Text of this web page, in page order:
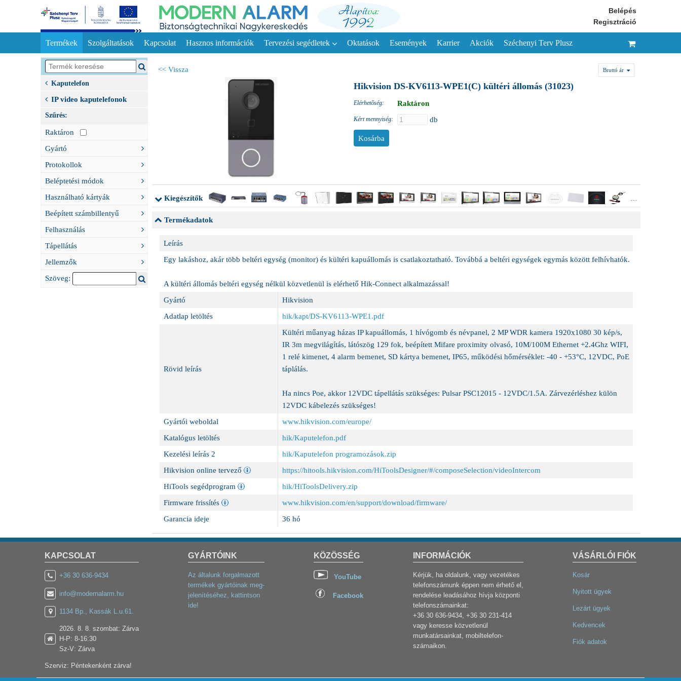
Belépés
Regisztráció
Termékek Szolgáltatások Kapcsolat Hasznos információk Tervezési segédletek Oktatások Események Karrier Akciók Széchenyi Terv Plusz
Kaputelefon
IP video kaputelefonok
Szűrés:
Raktáron
Gyártó
Protokollok
Beléptetési módok
Használható kártyák
Beépített számbillentyű
Felhasználás
Tápellátás
Jellemzők
Szöveg:
<< Vissza Bruttó ár
Hikvision DS-KV6113-WPE1(C) kültéri állomás (31023)
Elérhetőség: Raktáron
Kért mennyiség: db
Kiegészítők
Termékadatok
Leírás
Egy lakáshoz, akár több beltéri egység (monitor) és kültéri kapuállomás is csatlakoztatható. Továbbá a beltéri egységek egymás között felhívhatók.
A kültéri állomás beltéri egység nélkül közvetlenül is elérhető Hik-Connect alkalmazással!
Gyártó
Hikvision
Adatlap letöltés
hik/kapt/DS-KV6113-WPE1.pdf
Rövid leírás
Kültéri műanyag házas IP kapuállomás, 1 hívógomb és névpanel, 2 MP WDR kamera 1920x1080 30 kép/s,
IR 3m megvilágítás, látószög 129 fok, beépített Mifare proximity olvasó, 10M/100M Ethernet +2.4Ghz WIFI,
1 relé kimenet, 4 alarm bemenet, SD kártya bemenet, IP65, működési hőmérséklet: -40 - +53°C, 12VDC, PoE
táplálás.
Ha nincs Poe, akkor 12VDC tápellátás szükséges: Pulsar PSC12015 - 12VDC/1.5A. Zárvezérléshez külön
12VDC kábelezés szükséges!
Gyártói weboldal
www.hikvision.com/europe/
Katalógus letöltés
hik/Kaputelefon.pdf
Kezelési leírás 2
hik/Kaputelefon programozások.zip
Hikvision online tervező
https://hitools.hikvision.com/HiToolsDesigner/#/composeSelection/videoIntercom
HiTools segédprogram
hik/HiToolsDelivery.zip
Firmware frissítés
www.hikvision.com/en/support/download/firmware/
Garancia ideje
36 hó
KAPCSOLAT
+36 30 636-9434
info@modernalarm.hu
1134 Bp., Kassák L.u.61.
2026. 8. 8. szombat: Zárva
H-P: 8-16:30
Sz-V: Zárva
Szerviz: Péntekenként zárva!
VÁSÁRLÓI FIÓK
Kosár
Nyitott ügyek
Lezárt ügyek
Kedvencek
Fiók adatok
KÖZÖSSÉG
YouTube
Facebook
INFORMÁCIÓK
Kérjük, ha oldalunk, vagy vezetékes
telefonszámunk éppen nem érhető el,
rendelése leadásához hívja központi
telefonszámainkat:
+36 30 636-9434, +36 30 231-414
vagy keresse közvetlenül
munkatársainkat, mobiltelefon-
számaikon.
GYÁRTÓINK
Az általunk forgalmazott
termékek gyártóinak meg-
jelenítéséhez, kattintson
ide!